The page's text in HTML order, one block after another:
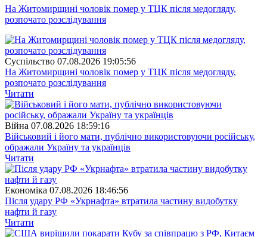
На Житомирщині чоловік помер у ТЦК після медогляду,
розпочато розслідування
Суспiльство 07.08.2026 19:05:56
На Житомирщині чоловік помер у ТЦК після медогляду,
розпочато розслідування
Читати
Війна 07.08.2026 18:59:16
Військовий і його мати, публічно використовуючи російську,
ображали Україну та українців
Читати
Економіка 07.08.2026 18:46:56
Після удару РФ «Укрнафта» втратила частину видобутку
нафти й газу
Читати